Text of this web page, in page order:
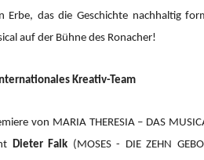
Erbe, das die Geschichte nachhaltig
auf der Bühne des Ronacher!
Kreativ-Team
von MARIA THERESIA – DAS
Dieter Falk (MOSES - DIE ZEHN